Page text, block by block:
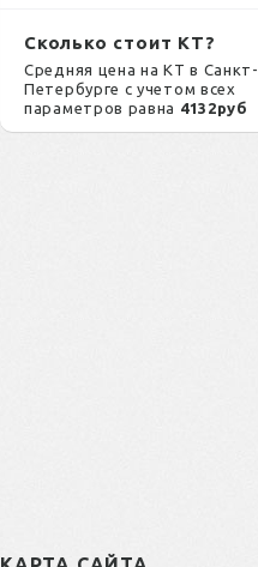
Сколько стоит КТ?
Средняя цена на КТ в Санкт-
Петербурге с учетом всех
параметров равна 4132руб